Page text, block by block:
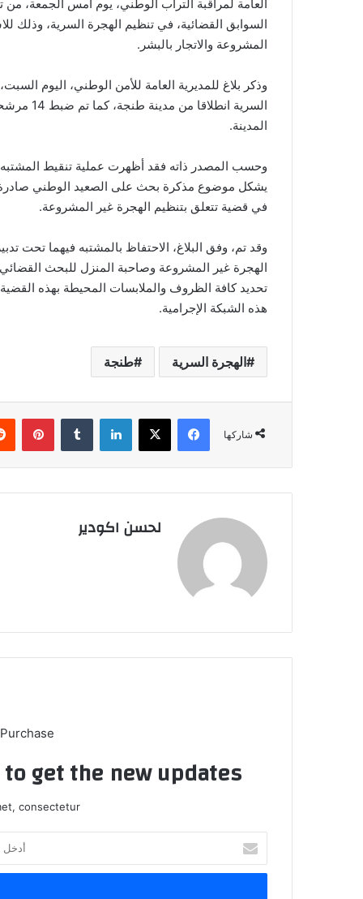
السوابق القضائية، في تنظيم الهجرة السرية، وذلك
المشروعة والاتجار بالبشر.
وذكر بلاغ للمديرية العامة للأمن الوطني، اليوم
السرية
المدينة.
وحسب المصدر ذاته فقد أظهرت عملية تنقيط المشتبه
يشكل موضوع مذكرة بحث على الصعيد الوطني صادرة
في قضية تتعلق بتنظيم الهجرة غير المشروعة.
وقد تم، وفق البلاغ، الاحتفاظ بالمشتبه فيهما تحت
الهجرة غير المشروعة وصاحبة المنزل للبحث
تحديد كافة الظروف والملابسات المحيطة بهذه
هذه الشبكة الإجرامية.
الهجرة السرية طنجة
شاركها
فيسبوك لينكدإن بينتيريست
لحسن اكودير
get the new updates!
consectetur.
خ